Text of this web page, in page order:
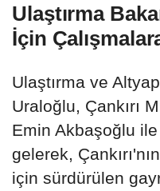
Ulaştırma
İçin
Ulaştırma ve
Uraloğlu, Çankırı
Emin Akbaşoğlu
gelerek,
için sürdürülen